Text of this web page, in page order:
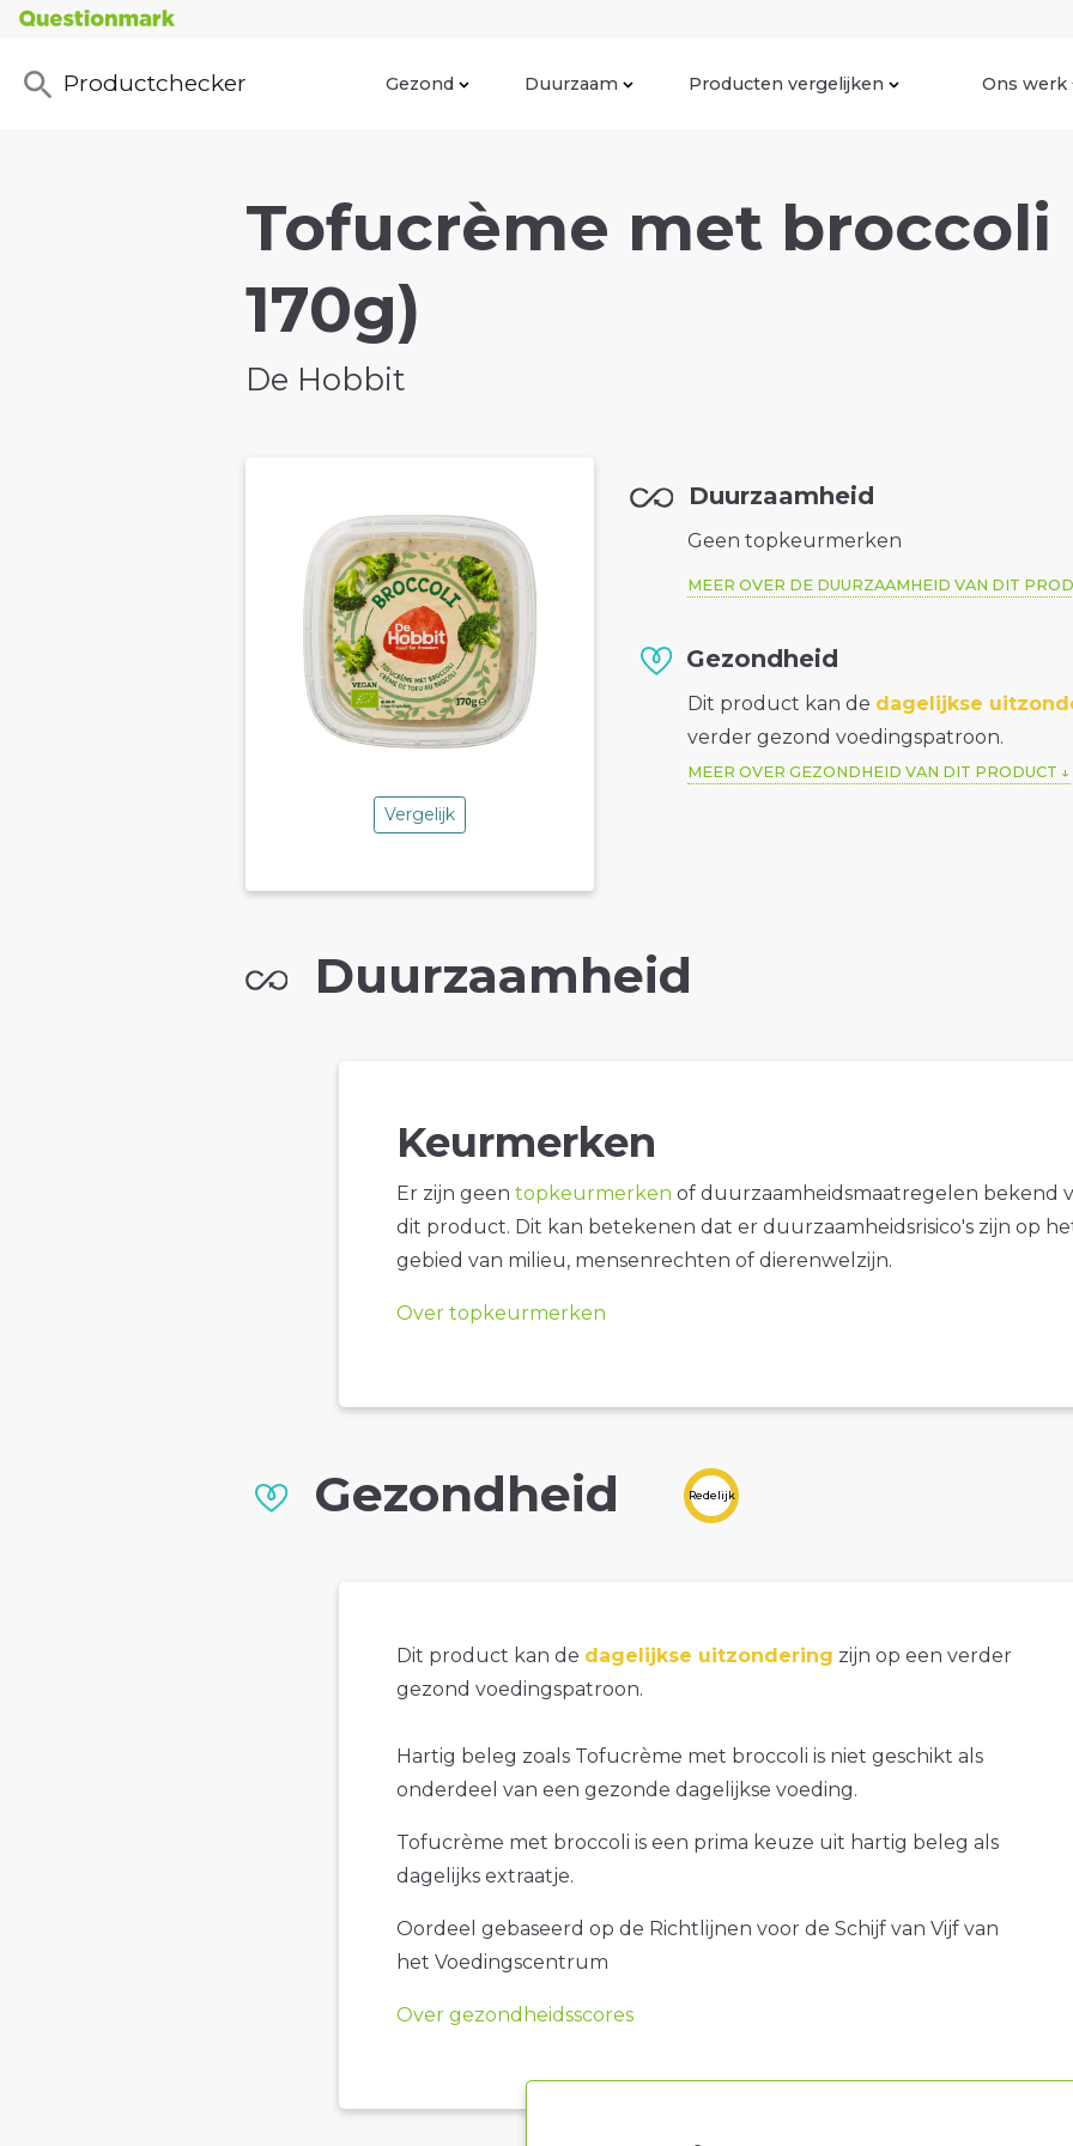
Productchecker Gezond Duurzaam Producten vergelijken Ons werk
Tofucrème met broccoli
170g)
De Hobbit
Vergelijk
Duurzaamheid
Geen topkeurmerken
MEER OVER DE DUURZAAMHEID VAN DIT
Gezondheid
Dit product kan de dagelijkse
verder gezond voedingspatroon.
MEER OVER GEZONDHEID VAN DIT PRODUCT
Duurzaamheid
Keurmerken
Er zijn geen topkeurmerken of duurzaamheidsmaatregelen bekend
dit product. Dit kan betekenen dat er duurzaamheidsrisico's zijn op
gebied van milieu, mensenrechten of dierenwelzijn.
Over topkeurmerken
Gezondheid Redelijk
Dit product kan de dagelijkse uitzondering zijn op een verder
gezond voedingspatroon.
Hartig beleg zoals Tofucrème met broccoli is niet geschikt als
onderdeel van een gezonde dagelijkse voeding.
Tofucrème met broccoli is een prima keuze uit hartig beleg als
dagelijks extraatje.
Oordeel gebaseerd op de Richtlijnen voor de Schijf van Vijf van
het Voedingscentrum
Over gezondheidsscores